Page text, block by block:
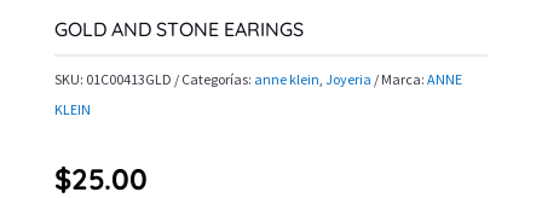
GOLD AND STONE EARINGS
SKU: 01C00413GLD Categorías: anne klein, Joyeria Marca: ANNE
KLEIN
$25.00